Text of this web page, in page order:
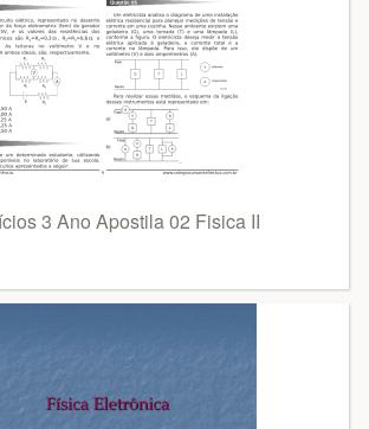
3 Ano Apostila 02 Fisica II